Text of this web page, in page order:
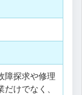
障探求や修理
けでなく、